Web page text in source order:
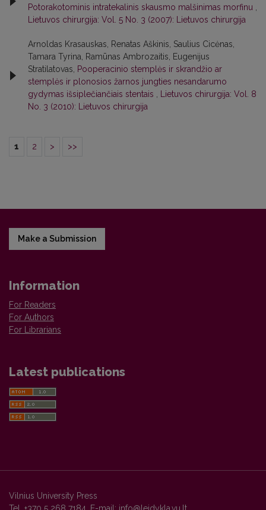
Potorakotominis intratekalinis skausmo malšinimas morfinu
Lietuvos chirurgija: Vol. 5 No. 3 (2007): Lietuvos chirurgija
Arnoldas Krasauskas, Renatas Aškinis, Saulius Cicėnas,
Tamara Tyrina, Ramūnas Ambrozaitis, Eugenijus
Stratilatovas,
Pooperacinio stemplės ir skrandžio ar
stemplės ir plonosios žarnos jungties nesandarumo
gydymas išsiplečiančiais stentais
Lietuvos chirurgija: Vol. 8
No. 3 (2010): Lietuvos chirurgija
1 2 > >>
Make a Submission
Information
For Readers
For Authors
For Librarians
Latest publications
Vilnius University Press